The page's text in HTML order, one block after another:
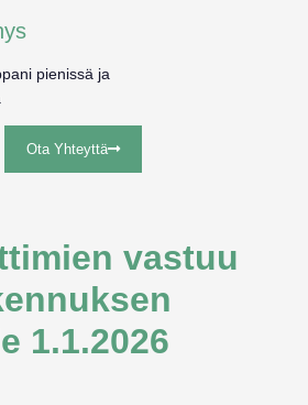
pienissä ja
Ota Yhteyttä
vastuu
1.1.2026